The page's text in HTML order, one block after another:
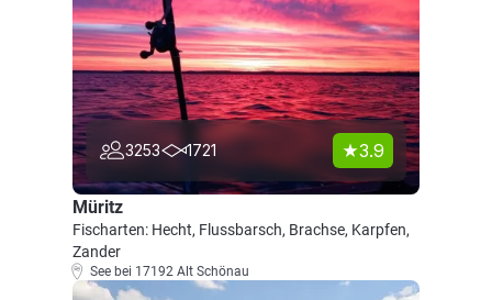
3253 1721 3.9
Müritz
Fischarten: Hecht, Flussbarsch, Brachse, Karpfen,
Zander
See bei 17192 Alt Schönau